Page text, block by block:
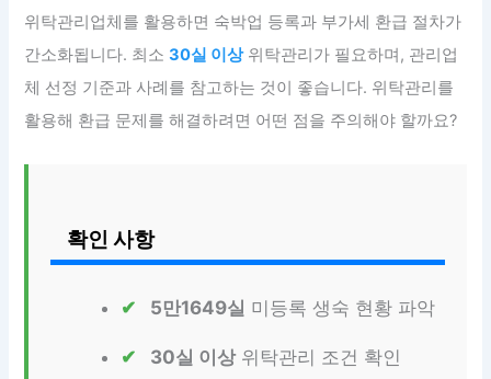
위탁관리업체를 활용하면 숙박업 등록과 부가세 환급 절차가
간소화됩니다. 최소30실 이상위탁관리가 필요하며, 관리업
체 선정 기준과 사례를 참고하는 것이 좋습니다. 위탁관리를
활용해 환급 문제를 해결하려면 어떤 점을 주의해야 할까요?
확인 사항
5만1649실 미등록 생숙 현황 파악
30실 이상위탁관리 조건 확인